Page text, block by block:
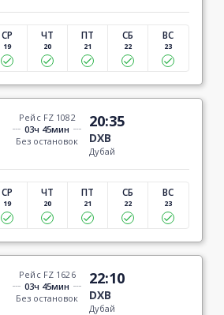
СР
19
ЧТ
20
ПТ
21
СБ
22
ВС
23
Рейс FZ 1082
03ч 45мин
Без остановок
20:35
DXB
Дубай
СР
19
ЧТ
20
ПТ
21
СБ
22
ВС
23
Рейс FZ 1626
03ч 45мин
Без остановок
22:10
DXB
Дубай